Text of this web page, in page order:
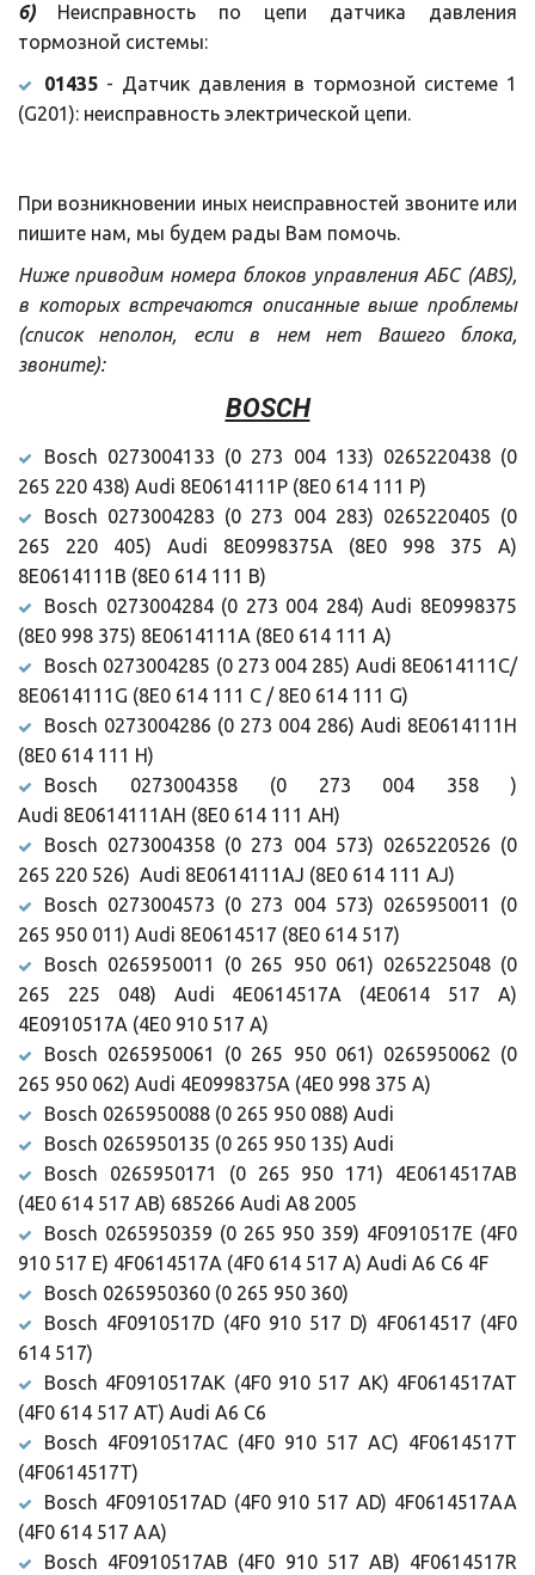
6) Неисправность по цепи датчика давления
тормозной системы:
01435 - Датчик давления в тормозной системе 1
(G201): неисправность электрической цепи.
При возникновении иных неисправностей звоните или
пишите нам, мы будем рады Вам помочь.
Ниже приводим номера блоков управления АБС (ABS),
в которых встречаются описанные выше проблемы
(список неполон, если в нем нет Вашего блока,
звоните):
BOSCH
Bosch 0273004133 (0 273 004 133) 0265220438 (0
265 220 438) Audi 8E0614111P (8E0 614 111 P)
Bosch 0273004283 (0 273 004 283) 0265220405 (0
265 220 405) Audi 8E0998375A (8E0 998 375 A)
8E0614111B (8E0 614 111 B)
Bosch 0273004284 (0 273 004 284) Audi 8E0998375
(8E0 998 375) 8E0614111A (8E0 614 111 A)
Bosch 0273004285 (0 273 004 285) Audi 8E0614111C/
8E0614111G (8E0 614 111 C / 8E0 614 111 G)
Bosch 0273004286 (0 273 004 286) Audi 8E0614111H
(8E0 614 111 H)
Bosch 0273004358 (0 273 004 358 )
Audi 8E0614111AH (8E0 614 111 AH)
Bosch 0273004358 (0 273 004 573) 0265220526 (0
265 220 526) Audi 8E0614111AJ (8E0 614 111 AJ)
Bosch 0273004573 (0 273 004 573) 0265950011 (0
265 950 011) Audi 8E0614517 (8E0 614 517)
Bosch 0265950011 (0 265 950 061) 0265225048 (0
265 225 048) Audi 4E0614517A (4E0614 517 A)
4E0910517A (4E0 910 517 A)
Bosch 0265950061 (0 265 950 061) 0265950062 (0
265 950 062) Audi 4E0998375A (4E0 998 375 A)
Bosch 0265950088 (0 265 950 088) Audi
Bosch 0265950135 (0 265 950 135) Audi
Bosch 0265950171 (0 265 950 171) 4E0614517AB
(4E0 614 517 AB) 685266 Audi A8 2005
Bosch 0265950359 (0 265 950 359) 4F0910517E (4F0
910 517 E) 4F0614517A (4F0 614 517 A) Audi A6 C6 4F
Bosch 0265950360 (0 265 950 360)
Bosch 4F0910517D (4F0 910 517 D) 4F0614517 (4F0
614 517)
Bosch 4F0910517AK (4F0 910 517 AK) 4F0614517AT
(4F0 614 517 AT) Audi A6 C6
Bosch 4F0910517AC (4F0 910 517 AC) 4F0614517T
(4F0614517T)
Bosch 4F0910517AD (4F0 910 517 AD) 4F0614517AA
(4F0 614 517 AA)
Bosch 4F0910517AB (4F0 910 517 AB) 4F0614517R